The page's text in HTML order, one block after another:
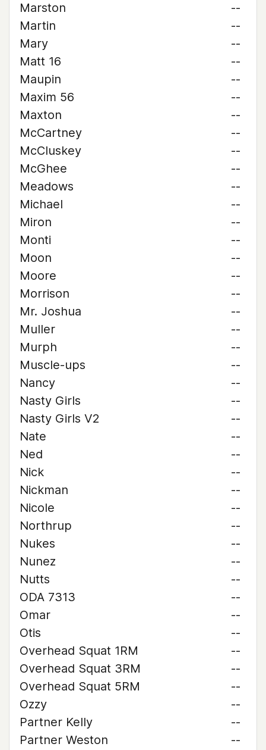
Marston
--
Martin
--
Mary
--
Matt 16
--
Maupin
--
Maxim 56
--
Maxton
--
McCartney
--
McCluskey
--
McGhee
--
Meadows
--
Michael
--
Miron
--
Monti
--
Moon
--
Moore
--
Morrison
--
Mr. Joshua
--
Muller
--
Murph
--
Muscle-ups
--
Nancy
--
Nasty Girls
--
Nasty Girls V2
--
Nate
--
Ned
--
Nick
--
Nickman
--
Nicole
--
Northrup
--
Nukes
--
Nunez
--
Nutts
--
ODA 7313
--
Omar
--
Otis
--
Overhead Squat 1RM
--
Overhead Squat 3RM
--
Overhead Squat 5RM
--
Ozzy
--
Partner Kelly
--
Partner Weston
--